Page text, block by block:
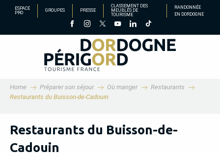
AllerESPACE
PRO
GROUPES PRESSE
CLASSEMENT DES
MEUBLÉS DE
TOURISME
RANDONNÉE
EN DORDOGNE
Home Préparer son séjour Où manger
Restaurants
Restaurants du Buisson-de-Cadouin
Restaurants du Buisson-de-
Cadouin